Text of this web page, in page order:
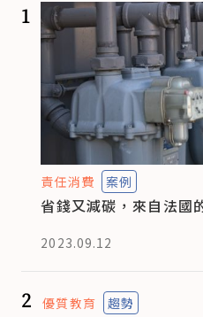
1
責任消費 案例
省錢又減碳，來自法國
2023.09.12
2 優質教育 趨勢